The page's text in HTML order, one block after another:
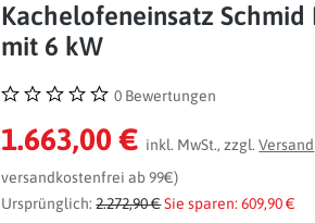
Kachelofeneinsatz Schmid
mit 6 kW
Durchschnittliche Bewertung von 0 von
0 Bewertungen
1.663,00 € inkl. MwSt., zzgl.Versand
versandkostenfrei ab 99€)
Ursprünglich:2.272,90 €Sie sparen: 609,90 €